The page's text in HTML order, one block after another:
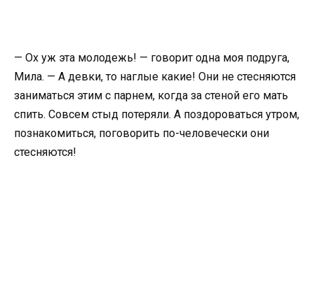
— Ох уж эта молодежь! — говорит одна моя подруга,
Мила. — А девки, то наглые какие! Они не стесняются
заниматься этим с парнем, когда за стеной его мать
спить. Совсем стыд потеряли. А поздороваться утром,
познакомиться, поговорить по-человечески они
стесняются!